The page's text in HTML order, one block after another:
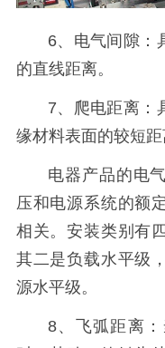
6、电气间隙：
的直线距离。
7、爬电距离：
缘材料表面的较短距
电器产品的电
压和电源系统的额
相关。安装类别有
其二是负载水平级
源水平级。
8、飞弧距离